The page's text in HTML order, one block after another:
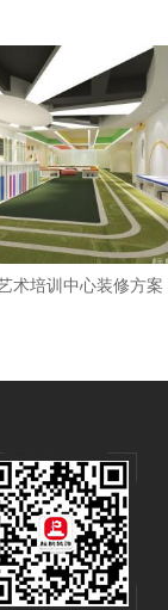
术培训中心装修方案